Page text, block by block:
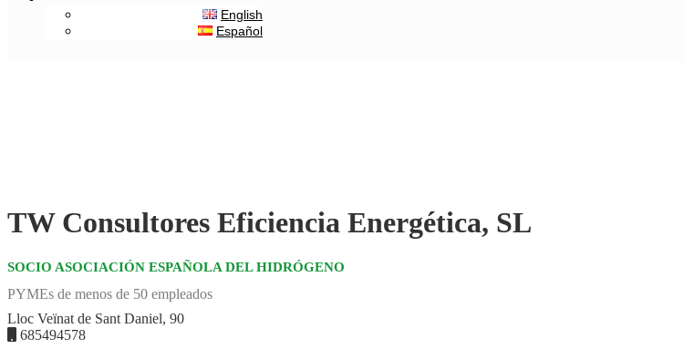
English
Español
TW Consultores Eficiencia Energética, SL
SOCIO ASOCIACIÓN ESPAÑOLA DEL HIDRÓGENO
PYMEs de menos de 50 empleados
Lloc Veïnat de Sant Daniel, 90
685494578